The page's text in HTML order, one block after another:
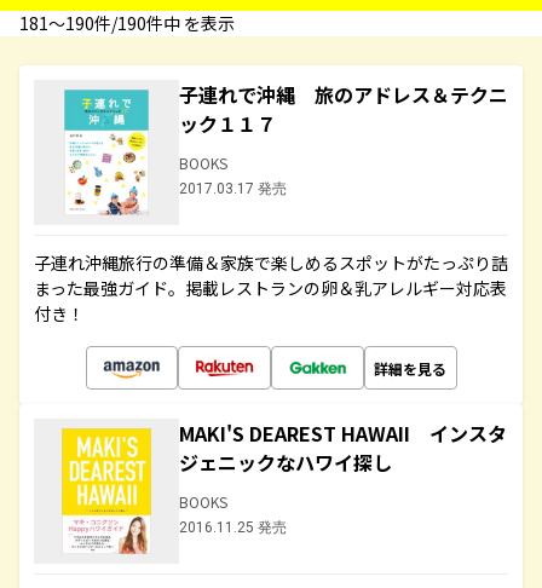
181〜190件/190件中 を表示
子連れで沖縄 旅のアドレス＆テクニ
ック１１７
BOOKS
2017.03.17 発売
子連れ沖縄旅行の準備＆家族で楽しめるスポットがたっぷり詰
まった最強ガイド。掲載レストランの卵＆乳アレルギー対応表
付き！
詳細を見る
MAKI'S DEAREST HAWAII インスタ
ジェニックなハワイ探し
BOOKS
2016.11.25 発売